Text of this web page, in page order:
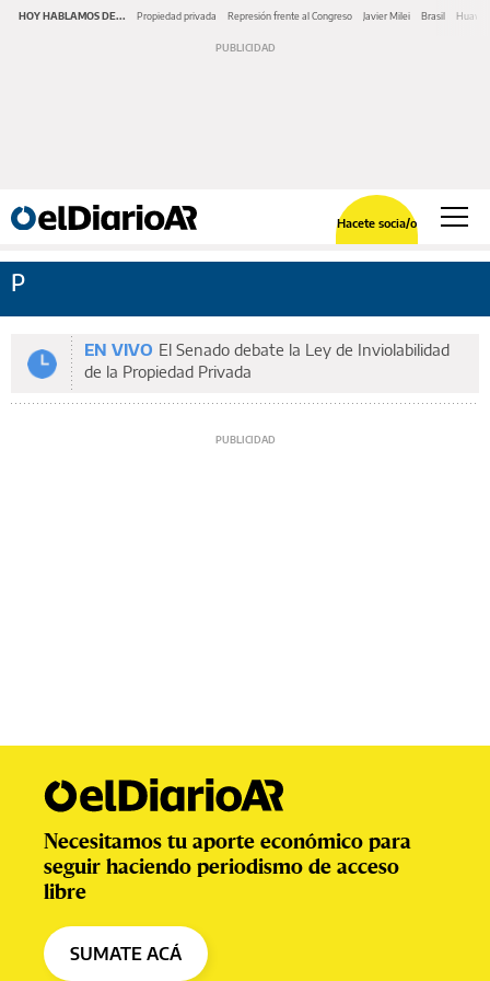
HOY HABLAMOS DE... Propiedad privada Represión frente al Congreso Javier Milei Brasil Huawei
Hacete socia/o
P
EN VIVO El Senado debate la Ley de Inviolabilidad
de la Propiedad Privada
Necesitamos tu aporte económico para
seguir haciendo periodismo de acceso
libre
SUMATE ACÁ